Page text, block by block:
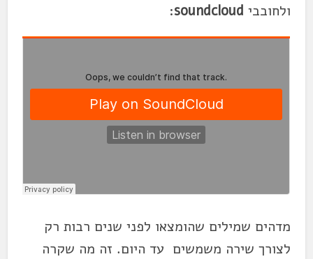
ולחובבי soundcloud
:
מדהים שמילים שהומצאו לפני שנים רבות רק
לצורך שירה משמשים עד היום. זה מה שקרה